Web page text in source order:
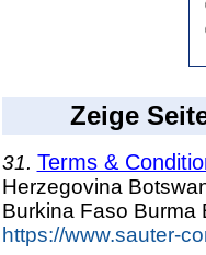
Zeige
31. Terms &
Herzegovina
Burkina Faso Burma
https://www.sauter-